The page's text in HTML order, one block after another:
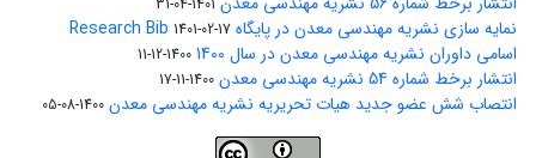
1401-04-31
نمایه سازی نشریه مهندسی معدن در پایگاه Research Bib 1401-02-17
اسامی داوران نشریه مهندسی معدن در سال 1400 1400-12-11
انتشار برخط شماره 54 نشریه مهندسی معدن 1400-11-17
انتصاب شش عضو جدید هیات تحریریه نشریه مهندسی معدن 1400-08-05